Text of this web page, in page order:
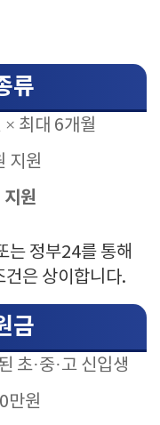
류
× 최대 6개월
지원
원
는 정부24를 통해
건은 상이합니다.
금
초·중·고 신입생
만원